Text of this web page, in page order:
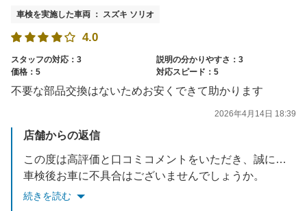
車検を実施した車両 ： スズキ ソリオ
4.0
スタッフの対応：3
説明の分かりやすさ：3
価格：5
対応スピード：5
不要な部品交換はないためお安くできて助かります
2026年4月14日 18:39
店舗からの返信
この度は高評価と口コミコメントをいただき、誠にありがとうございます。
車検後お車に不具合はございませんでしょうか。
何かご不明な点やお気づきの点等がございましたら、お気軽にお問合せください。
続きを読む